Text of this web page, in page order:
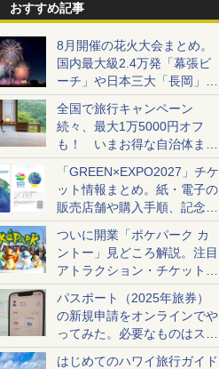
おすすめ記事
8月開催の花火大会まとめ。
国内最大級2.4万発「幕張ビ
ーチ」や日本三大「長岡」な
ど大型イベント目白押し！
全国で旅行キャンペーン
続々、最大1万5000円オフ
も！ いまお得な自治体まと
め
「GREEN×EXPO2027」チケ
ット情報まとめ。紙・電子の
販売店舗や購入手順、記念チ
ケットも解説
ついに開業「ポケパーク カ
ントー」見どころ解説。注目
アトラクション・チケット手
配・来場前に必要な準備は？
パスポート（2025年旅券）
の新規申請をオンラインでや
ってみた。必要なものはスマ
ホとマイナカードのみ
はじめてのハワイ旅行ガイド